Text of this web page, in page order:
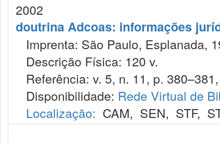
2002
doutrina Adcoas: informações
Imprenta: São Paulo, Esplanada,
Descrição Física: 120 v.
Referência: v. 5, n. 11, p.
Disponibilidade: Rede Virtual de
Localização: CAM, SEN, STF,